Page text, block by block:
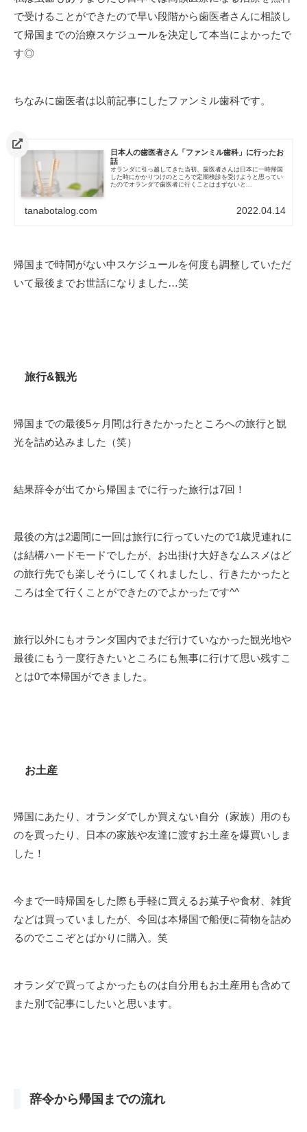
で受けることができたので早い段階から歯医者さんに相談し
て帰国までの治療スケジュールを決定して本当によかったで
す◎
ちなみに歯医者は以前記事にしたファンミル歯科です。
日本人の歯医者さん「ファンミル歯科」に行ったお
話
オランダに引っ越してきた当初、歯医者さんは日本に一時帰国
した時にかかりつけのところで定期検診を受けようと思ってい
たのでオランダで歯医者に行くことはまずないと...
tanabotalog.com 2022.04.14
帰国まで時間がない中スケジュールを何度も調整していただ
いて最後までお世話になりました…笑
旅行&観光
帰国までの最後5ヶ月間は行きたかったところへの旅行と観
光を詰め込みました（笑）
結果辞令が出てから帰国までに行った旅行は7回！
最後の方は2週間に一回は旅行に行っていたので1歳児連れに
は結構ハードモードでしたが、お出掛け大好きなムスメはど
の旅行先でも楽しそうにしてくれましたし、行きたかったと
ころは全て行くことができたのでよかったです^^
旅行以外にもオランダ国内でまだ行けていなかった観光地や
最後にもう一度行きたいところにも無事に行けて思い残すこ
とは0で本帰国ができました。
お土産
帰国にあたり、オランダでしか買えない自分（家族）用のも
のを買ったり、日本の家族や友達に渡すお土産を爆買いしま
した！
今まで一時帰国をした際も手軽に買えるお菓子や食材、雑貨
などは買っていましたが、今回は本帰国で船便に荷物を詰め
るのでここぞとばかりに購入。笑
オランダで買ってよかったものは自分用もお土産用も含めて
また別で記事にしたいと思います。
辞令から帰国までの流れ